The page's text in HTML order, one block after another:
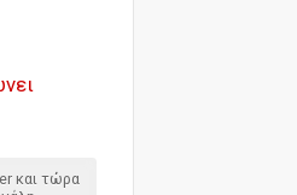
και τώρα